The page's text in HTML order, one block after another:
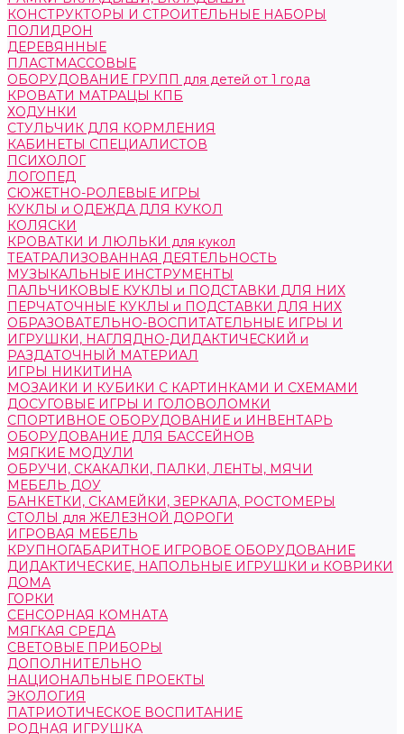
КОНСТРУКТОРЫ И СТРОИТЕЛЬНЫЕ НАБОРЫ
ПОЛИДРОН
ДЕРЕВЯННЫЕ
ПЛАСТМАССОВЫЕ
ОБОРУДОВАНИЕ ГРУПП для детей от 1 года
КРОВАТИ МАТРАЦЫ КПБ
ХОДУНКИ
СТУЛЬЧИК ДЛЯ КОРМЛЕНИЯ
КАБИНЕТЫ СПЕЦИАЛИСТОВ
ПСИХОЛОГ
ЛОГОПЕД
СЮЖЕТНО-РОЛЕВЫЕ ИГРЫ
КУКЛЫ и ОДЕЖДА ДЛЯ КУКОЛ
КОЛЯСКИ
КРОВАТКИ И ЛЮЛЬКИ для кукол
ТЕАТРАЛИЗОВАННАЯ ДЕЯТЕЛЬНОСТЬ
МУЗЫКАЛЬНЫЕ ИНСТРУМЕНТЫ
ПАЛЬЧИКОВЫЕ КУКЛЫ и ПОДСТАВКИ ДЛЯ НИХ
ПЕРЧАТОЧНЫЕ КУКЛЫ и ПОДСТАВКИ ДЛЯ НИХ
ОБРАЗОВАТЕЛЬНО-ВОСПИТАТЕЛЬНЫЕ ИГРЫ И
ИГРУШКИ, НАГЛЯДНО-ДИДАКТИЧЕСКИЙ и
РАЗДАТОЧНЫЙ МАТЕРИАЛ
ИГРЫ НИКИТИНА
МОЗАИКИ И КУБИКИ С КАРТИНКАМИ И СХЕМАМИ
ДОСУГОВЫЕ ИГРЫ И ГОЛОВОЛОМКИ
СПОРТИВНОЕ ОБОРУДОВАНИЕ и ИНВЕНТАРЬ
ОБОРУДОВАНИЕ ДЛЯ БАССЕЙНОВ
МЯГКИЕ МОДУЛИ
ОБРУЧИ, СКАКАЛКИ, ПАЛКИ, ЛЕНТЫ, МЯЧИ
МЕБЕЛЬ ДОУ
БАНКЕТКИ, СКАМЕЙКИ, ЗЕРКАЛА, РОСТОМЕРЫ
СТОЛЫ для ЖЕЛЕЗНОЙ ДОРОГИ
ИГРОВАЯ МЕБЕЛЬ
КРУПНОГАБАРИТНОЕ ИГРОВОЕ ОБОРУДОВАНИЕ
ДИДАКТИЧЕСКИЕ, НАПОЛЬНЫЕ ИГРУШКИ и КОВРИКИ
ДОМА
ГОРКИ
СЕНСОРНАЯ КОМНАТА
МЯГКАЯ СРЕДА
СВЕТОВЫЕ ПРИБОРЫ
ДОПОЛНИТЕЛЬНО
НАЦИОНАЛЬНЫЕ ПРОЕКТЫ
ЭКОЛОГИЯ
ПАТРИОТИЧЕСКОЕ ВОСПИТАНИЕ
РОДНАЯ ИГРУШКА